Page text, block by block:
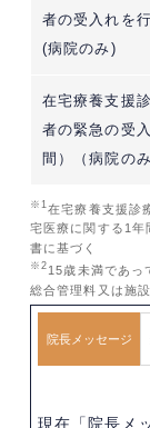
者の受入れを
(病院のみ)
在宅療養支援
者の緊急の受
間）（病院のみ
※1 在宅療養支援診
宅医療に関する1
書に基づく
※2 15歳未満であっ
総合管理料又は施
院長メッセージ
現在「院長メ